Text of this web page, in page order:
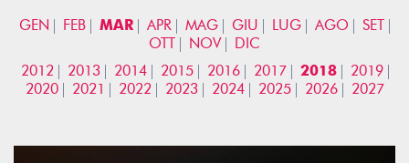
GEN FEB MAR APR MAG GIU LUG AGO
SET
OTT
NOV
DIC
2012
2013 2014 2015 2016 2017 2018
2019
2020
2021 2022 2023 2024 2025 2026 2027